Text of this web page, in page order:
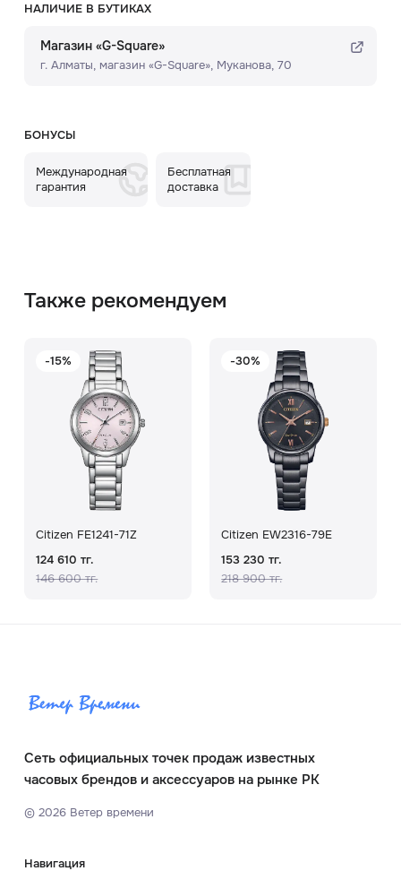
НАЛИЧИЕ В БУТИКАХ
Магазин «G-Square»
г. Алматы, ​магазин «G-Square»​, Муканова, 70
БОНУСЫ
Международная
гарантия
Бесплатная
доставка
Также рекомендуем
-15%
Citizen FE1241-71Z
124 610 тг.
146 600 тг.
-30%
Citizen EW2316-79E
153 230 тг.
218 900 тг.
Сеть официальных точек продаж известных
часовых брендов и аксессуаров на рынке РК
© 2026Ветер времени
Навигация